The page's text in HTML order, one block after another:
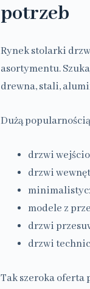
potrzeb
Rynek stolarki
asortymentu.
drewna, stali,
Dużą
drzwi
drzwi
modele z
drzwi
drzwi
Tak szeroka oferta